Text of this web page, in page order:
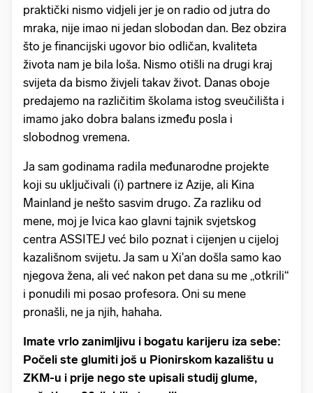
praktički nismo vidjeli jer je on radio od jutra do
mraka, nije imao ni jedan slobodan dan. Bez obzira
što je financijski ugovor bio odličan, kvaliteta
života nam je bila loša. Nismo otišli na drugi kraj
svijeta da bismo živjeli takav život. Danas oboje
predajemo na različitim školama istog sveučilišta i
imamo jako dobra balans između posla i
slobodnog vremena.
Ja sam godinama radila međunarodne projekte
koji su uključivali (i) partnere iz Azije, ali Kina
Mainland je nešto sasvim drugo. Za razliku od
mene, moj je Ivica kao glavni tajnik svjetskog
centra ASSITEJ već bilo poznat i cijenjen u cijeloj
kazališnom svijetu. Ja sam u Xi'an došla samo kao
njegova žena, ali već nakon pet dana su me „otkrili“
i ponudili mi posao profesora. Oni su mene
pronašli, ne ja njih, hahaha.
Imate vrlo zanimljivu i bogatu karijeru iza sebe:
Počeli ste glumiti još u Pionirskom kazalištu u
ZKM-u i prije nego ste upisali studij glume,